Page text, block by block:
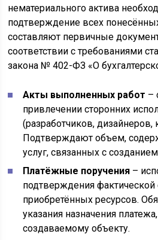
нематериального актива
подтверждение всех
составляют первичные
соответствии с требованиями
закона № 402-ФЗ «О
Акты выполненных работ –
привлечении сторонних
(разработчиков, дизайнеров,
Подтверждают объем,
услуг, связанных с
Платёжные поручения –
подтверждения фактической
приобретённых ресурсов.
указания назначения
создаваемому объекту.